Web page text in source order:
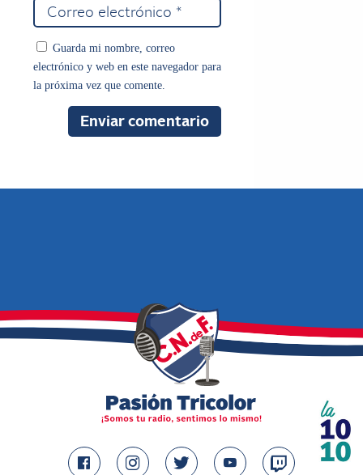
Guarda mi nombre, correo
electrónico y web en este navegador para
la próxima vez que comente.